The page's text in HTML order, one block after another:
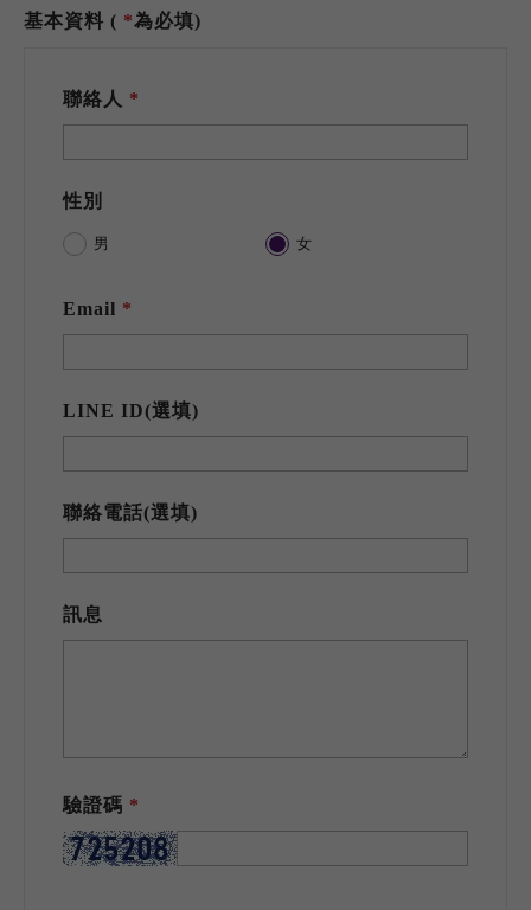
基本資料 ( 為必填)
聯絡人
性別
男 女
Email
LINE ID(選填)
聯絡電話(選填)
訊息
驗證碼